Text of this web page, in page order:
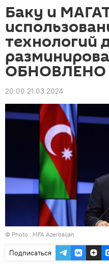
Баку и
технологий
ОБНОВЛЕНО
20:00 21.03.2024
© Photo : MFA Azerbaijan
Подписаться